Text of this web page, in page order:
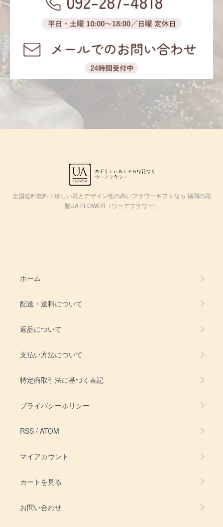
全国送料無料！珍しい花とデザイン性の高いフラワーギフトなら 福岡の花
屋UA FLOWER（ウーアフラワー）
ホーム
配送・送料について
返品について
支払い方法について
特定商取引法に基づく表記
プライバシーポリシー
RSS / ATOM
マイアカウント
カートを見る
お問い合わせ